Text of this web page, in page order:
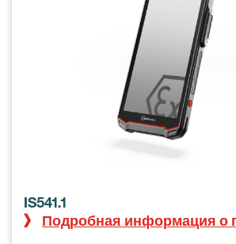
IS541.1
Подробная информация о